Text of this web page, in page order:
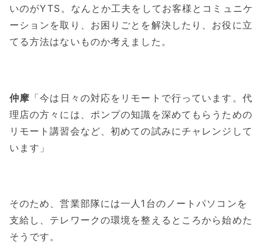
いのがYTS。なんとか工夫をしてお客様とコミュニケ
ーションを取り、お困りごとを解決したり、お役に立
てる方法はないものか考えました。
仲摩 「今は日々の対応をリモートで行っています。代
理店の方々には、ポンプの知識を深めてもらうための
リモート講習会など、初めての試みにチャレンジして
います」
そのため、営業部隊には一人1台のノートパソコンを
支給し、テレワークの環境を整えるところから始めた
そうです。